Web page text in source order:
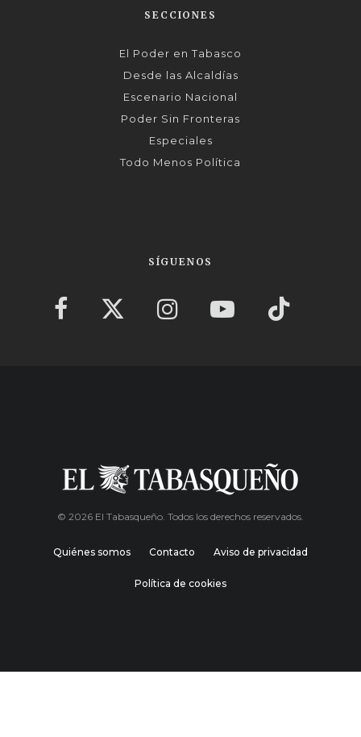
SECCIONES
El Poder en Tabasco
Desde las Alcaldías
Escenario Nacional
Poder Sin Fronteras
Especiales
Todo Menos Política
SÍGUENOS
© 2026 El Tabasqueño. Todos los derechos reservados.
Quiénes somos Contacto Aviso de privacidad
Política de cookies